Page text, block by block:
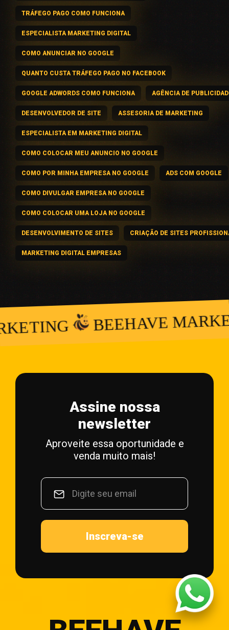
TRÁFEGO PAGO COMO FUNCIONA
ESPECIALISTA MARKETING DIGITAL
COMO ANUNCIAR NO GOOGLE
QUANTO CUSTA TRÁFEGO PAGO NO FACEBOOK
GOOGLE ADWORDS COMO FUNCIONA AGÊNCIA DE
DESENVOLVEDOR DE SITE ASSESORIA DE MARKETING
ESPECIALISTA EM MARKETING DIGITAL
COMO COLOCAR MEU ANUNCIO NO GOOGLE
COMO POR MINHA EMPRESA NO GOOGLE ADS COM GOOGLE
COMO DIVULGAR EMPRESA NO GOOGLE
COMO COLOCAR UMA LOJA NO GOOGLE
DESENVOLVIMENTO DE SITES CRIAÇÃO DE SITES
MARKETING DIGITAL EMPRESAS
BEEHAVE MARKETING
Assine nossa
newsletter
Aproveite essa oportunidade e
venda muito mais!
Inscreva-se